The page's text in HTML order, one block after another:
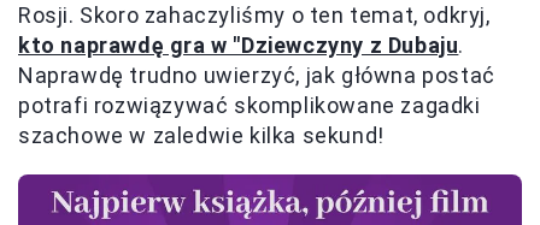
Rosji. Skoro zahaczyliśmy o ten temat, odkryj,
kto naprawdę gra w "Dziewczyny z Dubaju.
Naprawdę trudno uwierzyć, jak główna postać
potrafi rozwiązywać skomplikowane zagadki
szachowe w zaledwie kilka sekund!